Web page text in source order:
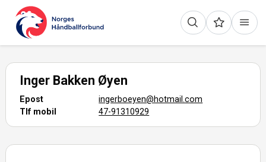
Inger Bakken Øyen
Epost
ingerboeyen@hotmail.com
Tlf mobil
47-91310929